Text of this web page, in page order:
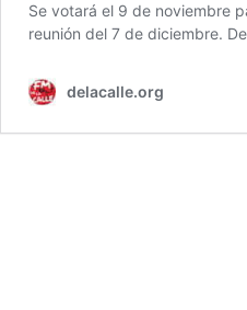
Se votará el 9 de noviembre
reunión del 7 de diciembre.
delacalle.org